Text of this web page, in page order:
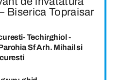
Biserica Topraisar
Techirghiol -
Sf Arh. Mihail si